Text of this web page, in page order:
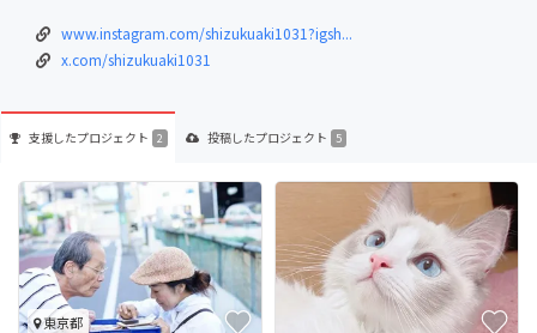
www.instagram.com/shizukuaki1031?igsh...
x.com/shizukuaki1031
支援したプロジェクト 2 投稿したプロジェクト 5
東京都